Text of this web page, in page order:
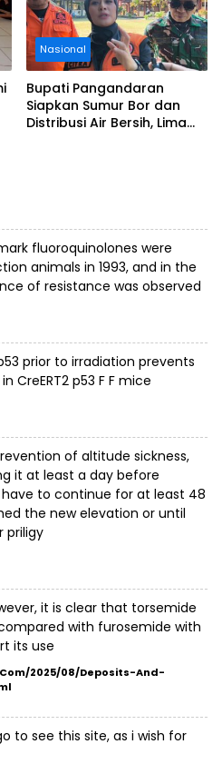
Nasional
Bupati Pangandaran
Siapkan Sumur Bor dan
Distribusi Air Bersih, Lima
fluoroquinolones were
animals in 1993, and in the
of resistance was observed
prior to irradiation prevents
CreERT2 p53 F F mice
of altitude sickness,
it at least a day before
to continue for at least 48
the new elevation or until
priligy
it is clear that torsemide
with furosemide with
its use
2025/08/deposits-And-
to see this site, as i wish for